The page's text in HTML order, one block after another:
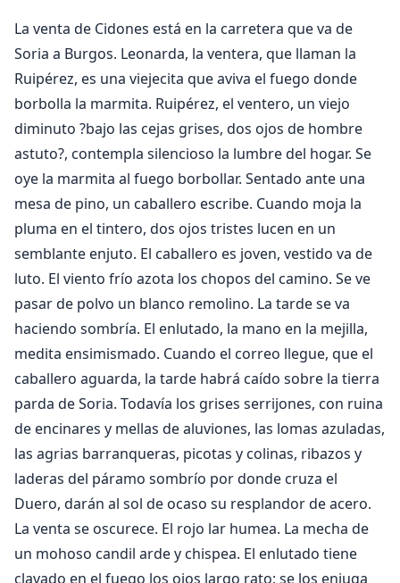
La venta de Cidones está en la carretera que va de
Soria a Burgos. Leonarda, la ventera, que llaman la
Ruipérez, es una viejecita que aviva el fuego donde
borbolla la marmita. Ruipérez, el ventero, un viejo
diminuto ?bajo las cejas grises, dos ojos de hombre
astuto?, contempla silencioso la lumbre del hogar. Se
oye la marmita al fuego borbollar. Sentado ante una
mesa de pino, un caballero escribe. Cuando moja la
pluma en el tintero, dos ojos tristes lucen en un
semblante enjuto. El caballero es joven, vestido va de
luto. El viento frío azota los chopos del camino. Se ve
pasar de polvo un blanco remolino. La tarde se va
haciendo sombría. El enlutado, la mano en la mejilla,
medita ensimismado. Cuando el correo llegue, que el
caballero aguarda, la tarde habrá caído sobre la tierra
parda de Soria. Todavía los grises serrijones, con ruina
de encinares y mellas de aluviones, las lomas azuladas,
las agrias barranqueras, picotas y colinas, ribazos y
laderas del páramo sombrío por donde cruza el
Duero, darán al sol de ocaso su resplandor de acero.
La venta se oscurece. El rojo lar humea. La mecha de
un mohoso candil arde y chispea. El enlutado tiene
clavado en el fuego los ojos largo rato; se los enjuga